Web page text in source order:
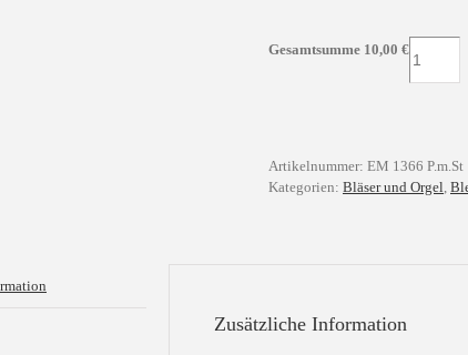
Gesamtsumme 10,00 €Sonate
in
B-
Artikelnummer: EM 1366 P.m.St
Kategorien: Bläser und Orgel,
Zusätzliche Information